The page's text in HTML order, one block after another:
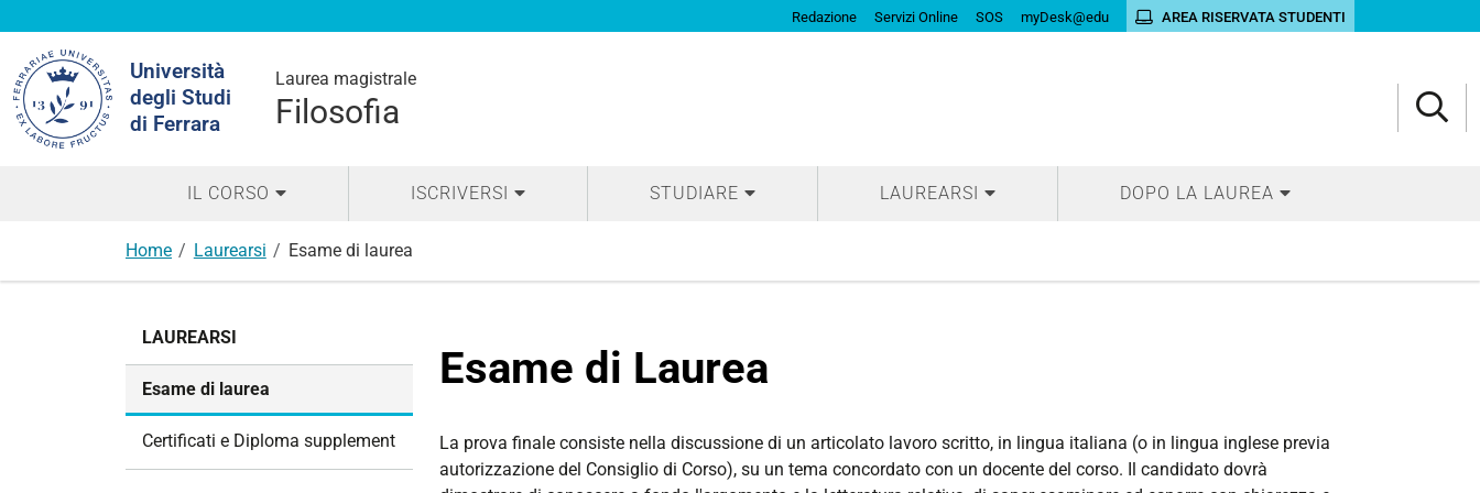
Redazione Servizi Online SOS myDesk@edu AREA RISERVATA STUDENTI
Università
degli Studi
di Ferrara
Laurea magistrale
Filosofia
nel
sito
IL CORSO ISCRIVERSI STUDIARE LAUREARSI DOPO LA LAUREA
Home Laurearsi Esame di laurea
Esame di Laurea
La prova finale consiste nella discussione di un articolato lavoro scritto, in lingua italiana (o in lingua inglese previa
autorizzazione del Consiglio di Corso), su un tema concordato con un docente del corso. Il candidato dovrà
LAUREARSI
Esame di laurea
Certificati e Diploma supplement